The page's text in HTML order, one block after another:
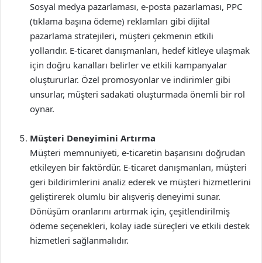
Sosyal medya pazarlaması, e-posta pazarlaması, PPC
(tıklama başına ödeme) reklamları gibi dijital
pazarlama stratejileri, müşteri çekmenin etkili
yollarıdır. E-ticaret danışmanları, hedef kitleye ulaşmak
için doğru kanalları belirler ve etkili kampanyalar
oluştururlar. Özel promosyonlar ve indirimler gibi
unsurlar, müşteri sadakati oluşturmada önemli bir rol
oynar.
Müşteri Deneyimini Artırma
Müşteri memnuniyeti, e-ticaretin başarısını doğrudan
etkileyen bir faktördür. E-ticaret danışmanları, müşteri
geri bildirimlerini analiz ederek ve müşteri hizmetlerini
geliştirerek olumlu bir alışveriş deneyimi sunar.
Dönüşüm oranlarını artırmak için, çeşitlendirilmiş
ödeme seçenekleri, kolay iade süreçleri ve etkili destek
hizmetleri sağlanmalıdır.